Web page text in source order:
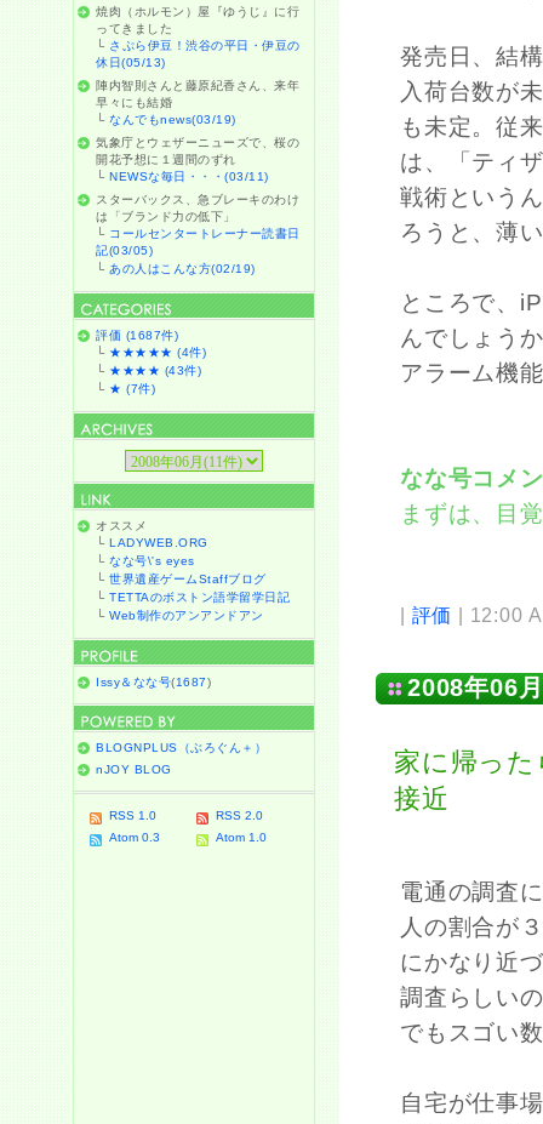
発売日、結
入荷台数が
も未定。従
は、「ティ
戦術という
ろうと、薄
ところで、
んでしょう
アラーム機
なな号コ
まずは、目
| 評価 | 12:00
2008年06
家に帰っ
接近
電通の調査
人の割合が
にかなり近
調査らしい
でもスゴい
自宅が仕事
焼肉（ホルモン）屋『ゆうじ』に行
ってきました
└ さぷら伊豆！渋谷の平日・伊豆の
休日(05/13)
陣内智則さんと藤原紀香さん、来年
早々にも結婚
└なんでもnews(03/19)
気象庁とウェザーニューズで、桜の
開花予想に１週間のずれ
└NEWSな毎日・・・(03/11)
スターバックス、急ブレーキのわけ
は「ブランド力の低下」
└ コールセンタートレーナー読書日
記(03/05)
└ あの人はこんな方(02/19)
評価 (1687件)
└ ★★★★★ (4件)
└ ★★★★ (43件)
└ ★ (7件)
オススメ
└LADYWEB.ORG
└なな号\'s eyes
└世界遺産ゲームStaffブログ
└TETTAのボストン語学留学日記
└Web制作のアンアンドアン
Issy＆なな号(1687)
BLOGNPLUS（ぶろぐん＋）
nJOY BLOG
RSS 1.0
RSS 2.0
Atom 0.3
Atom 1.0